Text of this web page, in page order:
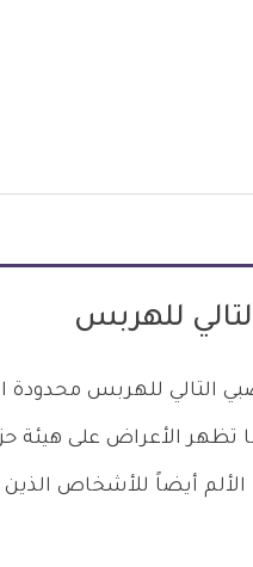
للهربس
التالي للهربس محدودة
تظهر الأعراض على هيئة
أيضاً للأشخاص